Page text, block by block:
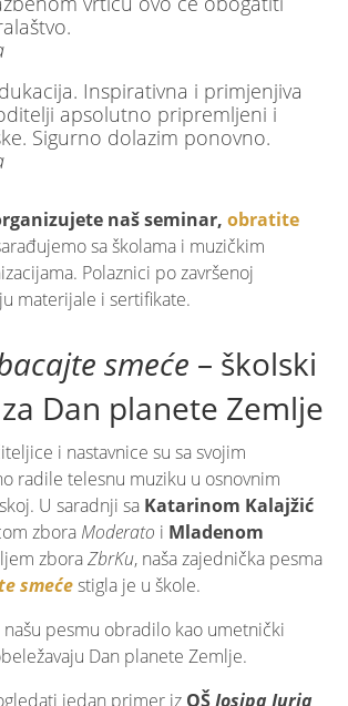
Inspirativna i primjenjiva
apsolutno pripremljeni i
Sigurno dolazim ponovno.
naš seminar, obratite
sa školama i muzičkim
Polaznici po završenoj
materijale i sertifikate.
smeće – školski
Dan planete Zemlje
i nastavnice su sa svojim
radile telesnu muziku u osnovnim
U saradnji sa Katarinom Kalajžić
zbora Moderato i Mladenom
zboraZbrKu, naša zajednička pesma
smećestigla je u škole.
našu pesmu obradilo kao umetnički
Dan planete Zemlje.
jedan primer iz OŠJosipa Jurja